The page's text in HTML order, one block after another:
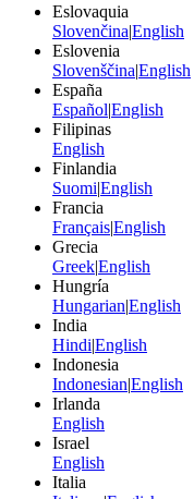
Eslovaquia
Slovenčina|English
Eslovenia
Slovenščina|English
España
Español|English
Filipinas
English
Finlandia
Suomi|English
Francia
Français|English
Grecia
Greek|English
Hungría
Hungarian|English
India
Hindi|English
Indonesia
Indonesian|English
Irlanda
English
Israel
English
Italia